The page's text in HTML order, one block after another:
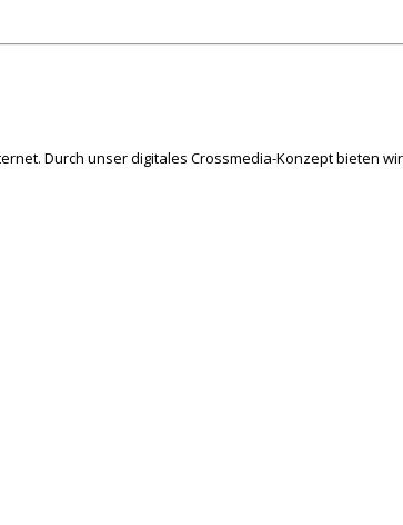
Durch unser digitales Crossmedia-Konzept bieten